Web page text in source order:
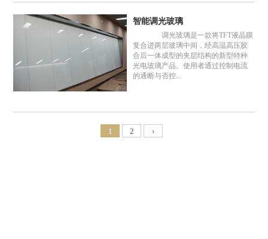
智能调光玻璃
调光玻璃是一款将TFT液晶膜
复合进两层玻璃中间，经高温高压胶
合后一体成型的夹层结构的新型特种
光电玻璃产品。使用者通过控制电流
的通断与否控...
1 2 ›